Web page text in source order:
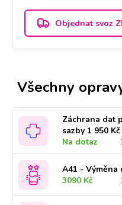
Objednat svoz
Všechny
Záchrana dat
sazby 1 950
Na dotaz
A41 -
3090 Kč